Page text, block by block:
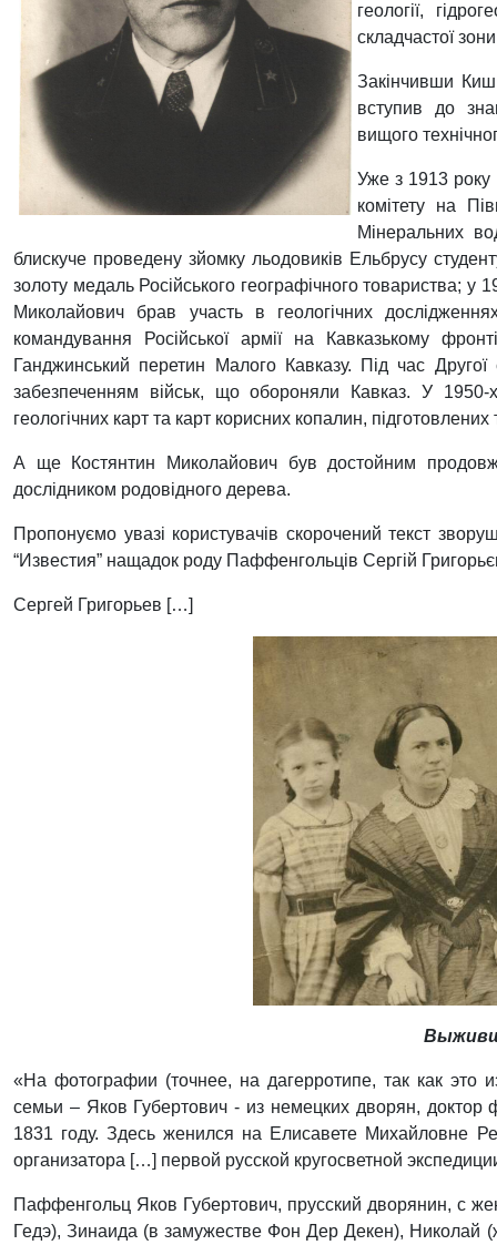
геології,
складчастої
Закінчивши
вступив до
вищого
Уже з 1913 року
комітету на
Мінеральних
блискуче проведену зйомку льодовиків Ельбрусу
золоту медаль Російського географічного товариства;
Миколайович брав участь в геологічних
командування Російської армії на Кавказькому
Ганджинський перетин Малого Кавказу. Під час Другої
забезпеченням військ, що обороняли Кавказ. У
геологічних карт та карт корисних копалин,
А ще Костянтин Миколайович був достойним
дослідником родовідного дерева.
Пропонуємо увазі користувачів скорочений текст
“Известия” нащадок роду Паффенгольців Сергій
Сергей Григорьев […]
«На фотографии (точнее, на дагерротипе, так как это
семьи – Яков Губертович - из немецких дворян,
1831 году. Здесь женился на Елисавете Михайловне
организатора […] первой русской кругосветной
Паффенгольц Яков Губертович, прусский дворянин, с
Гедэ), Зинаида (в замужестве Фон Дер Декен), Николай